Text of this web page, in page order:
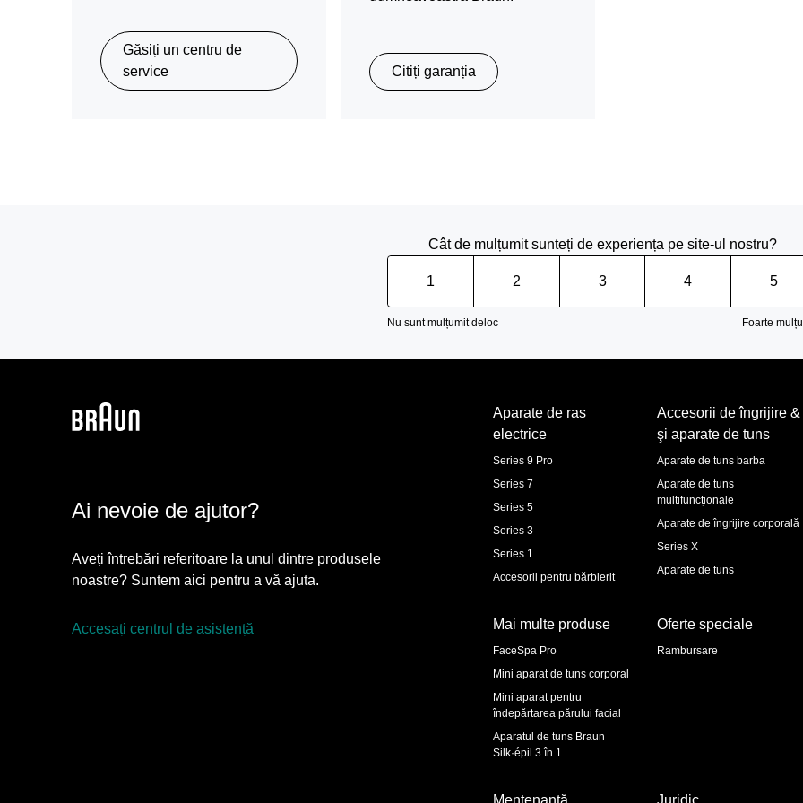
Găsiți un centru de
service
Citiți garanția
Cât de mulțumit sunteți de experiența pe site-ul nostru?
1 2 3 4 5
Nu sunt mulțumit deloc Foarte
Ai nevoie de ajutor?
Aveți întrebări referitoare la unul dintre produsele
noastre? Suntem aici pentru a vă ajuta.
Accesați centrul de asistență
Aparate de ras
electrice
Series 9 Pro
Series 7
Series 5
Series 3
Series 1
Accesorii pentru bărbierit
Accesorii de îngrijire &
şi aparate de tuns
Aparate de tuns barba
Aparate de tuns
multifuncționale
Aparate de îngrijire corporală
Series X
Aparate de tuns
Mai multe produse
FaceSpa Pro
Mini aparat de tuns corporal
Mini aparat pentru
îndepărtarea părului facial
Aparatul de tuns Braun
Silk·épil 3 în 1
Oferte speciale
Rambursare